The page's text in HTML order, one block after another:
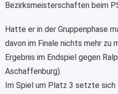
Bezirksmeisterschaften beim
Hatte er in der Gruppenphase
davon im Finale nichts mehr zu
Ergebnis im Endspiel gegen
Aschaffenburg).
Im Spiel um Platz 3 setzte sich